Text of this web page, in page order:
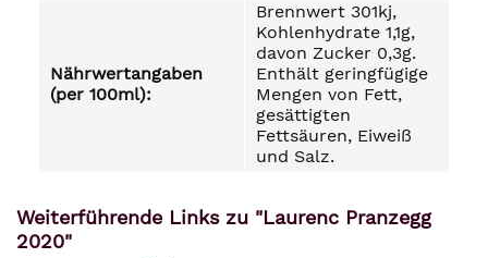
Nährwertangaben
(per 100ml):
Brennwert 301kj,
Kohlenhydrate 1,1g,
davon Zucker 0,3g.
Enthält geringfügige
Mengen von Fett,
gesättigten
Fettsäuren, Eiweiß
und Salz.
Weiterführende Links zu "Laurenc Pranzegg
2020"